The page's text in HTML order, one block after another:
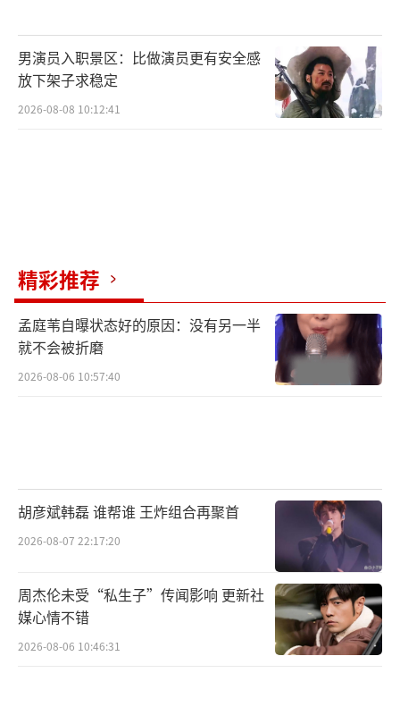
评选出的四首推荐金曲中,GAI周延一人便独揽
三支金曲。这三首金曲分别是第五期节目中GAI
周延与张碧晨合作的《来自世界的晚安》,第七
期节目中GAI周延与王赫野合作的《一念之
间》,以及第八期节目中GAI周延与希林娜依·
语乐坛占据了一席之地。
男演员入职景区：比做演员更有安全感
放下架子求稳定
2026-08-08 10:12:41
精彩推荐
孟庭苇自曝状态好的原因：没有另一半
就不会被折磨
2026-08-06 10:57:40
胡彦斌韩磊 谁帮谁 王炸组合再聚首
2026-08-07 22:17:20
周杰伦未受“私生子”传闻影响 更新社
媒心情不错
2026-08-06 10:46:31